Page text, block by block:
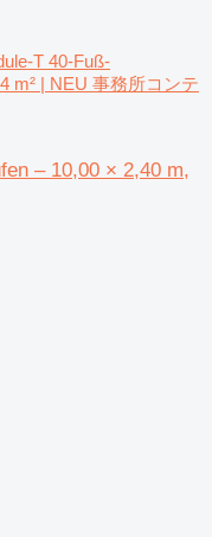
T 40-Fuß-
m² | NEU 事務所コンテ
– 10,00 × 2,40 m,